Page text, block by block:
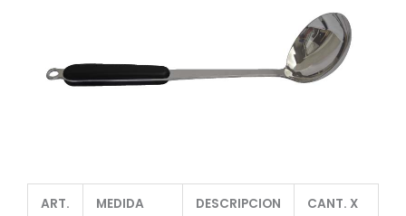
ART. MEDIDA DESCRIPCION
CANT. X